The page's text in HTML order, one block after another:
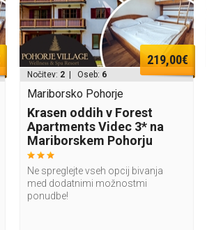
219,00€
Nočitev: 2 | Oseb: 6
Mariborsko Pohorje
Krasen oddih v Forest
Apartments Videc 3* na
Mariborskem Pohorju
Ne spreglejte vseh opcij bivanja
med dodatnimi možnostmi
ponudbe!